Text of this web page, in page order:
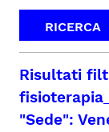
Risultati
fisioterapia
"Sede":